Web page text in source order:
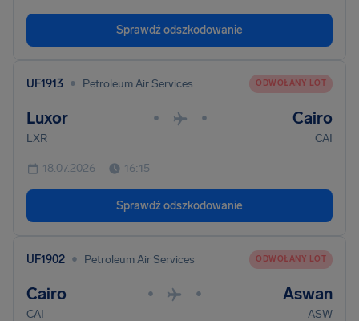
Sprawdź odszkodowanie
UF1913 • Petroleum Air Services ODWOŁANY LOT
Luxor • • Cairo
LXR CAI
18.07.2026 16:15
Sprawdź odszkodowanie
UF1902 • Petroleum Air Services ODWOŁANY LOT
Cairo • • Aswan
CAI ASW